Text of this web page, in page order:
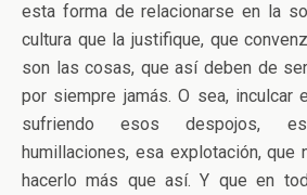
esta forma de relacionarse en la
cultura que la justifique, que
son las cosas, que así deben de
por siempre jamás. O sea, inculcar
sufriendo esos despojos,
humillaciones, esa explotación, que
hacerlo más que así. Y que en